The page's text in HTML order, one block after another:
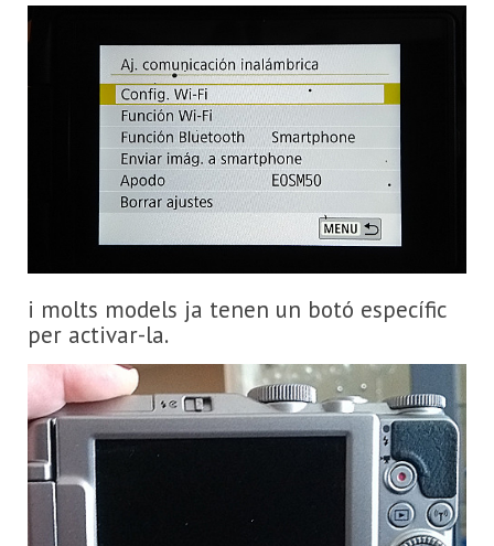
i molts models ja tenen un botó específic
per activar-la.